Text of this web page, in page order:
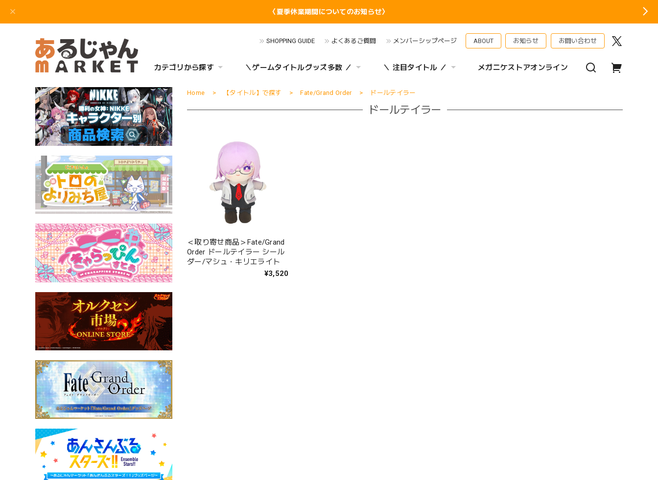
〈夏季休業期間についてのお知らせ〉
SHOPPING GUIDE よくあるご質問 メンバーシップページ ABOUT お知らせ お問い合わせ
カテゴリから探す ＼ゲームタイトルグッズ多数 ／ ＼ 注目タイトル ／ メガニケストアオンライン
Home 【タイトル】で探す Fate/Grand Order ドールテイラー
ドールテイラー
＜取り寄せ商品＞Fate/Grand
Order ドールテイラー シール
ダー/マシュ・キリエライト
¥3,520